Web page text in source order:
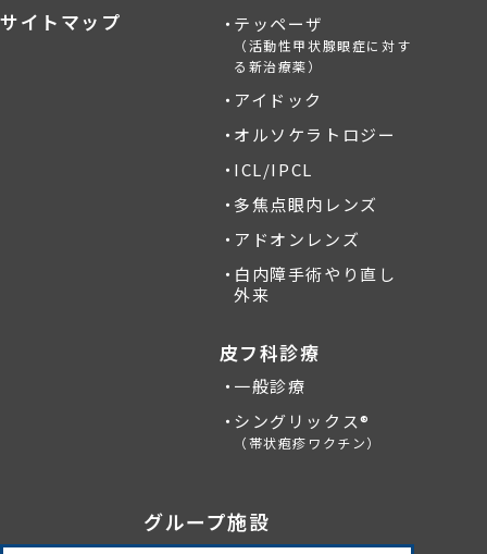
テッペーザ
（活動性甲状腺眼症に対す
る新治療薬）
アイドック
オルソケラトロジー
ICL/IPCL
多焦点眼内レンズ
アドオンレンズ
白内障手術やり直し
外来
皮フ科診療
一般診療
シングリックス®
（帯状疱疹ワクチン）
サイトマップ
グループ施設